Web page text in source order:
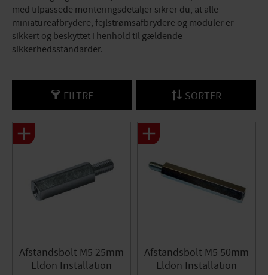
med tilpassede monteringsdetaljer sikrer du, at alle
miniatureafbrydere, fejlstrømsafbrydere og moduler er
sikkert og beskyttet i henhold til gældende
sikkerhedsstandarder.
FILTRE SORTER
Afstandsbolt M5 25mm
Eldon Installation
Afstandsbolt M5 50mm
Eldon Installation